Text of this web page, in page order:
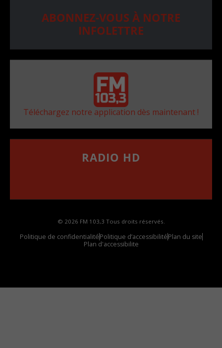
ABONNEZ-VOUS À NOTRE
INFOLETTRE
Téléchargez notre application dès maintenant !
RADIO HD
© 2026 FM 103,3 Tous droits réservés.
Politique de confidentialitéPolitique d’accessibilitéPlan du site
Plan d'accessibilite